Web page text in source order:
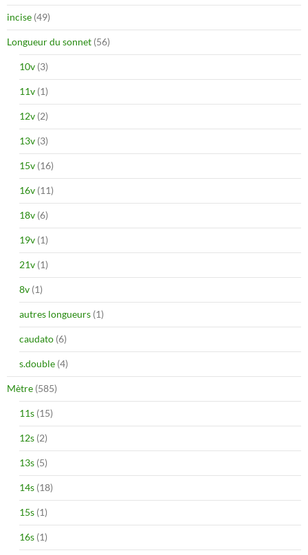
incise (49)
Longueur du sonnet (56)
10v (3)
11v (1)
12v (2)
13v (3)
15v (16)
16v (11)
18v (6)
19v (1)
21v (1)
8v (1)
autres longueurs (1)
caudato (6)
s.double (4)
Mètre (585)
11s (15)
12s (2)
13s (5)
14s (18)
15s (1)
16s (1)